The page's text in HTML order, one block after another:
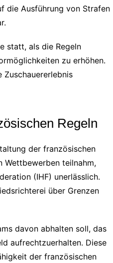
die Ausführung von Strafen
statt, als die Regeln
zu erhöhen.
Zuschauererlebnis
Regeln
der französischen
Wettbewerben teilnahm,
(IHF) unerlässlich.
über Grenzen
davon abhalten soll, das
aufrechtzuerhalten. Diese
der französischen